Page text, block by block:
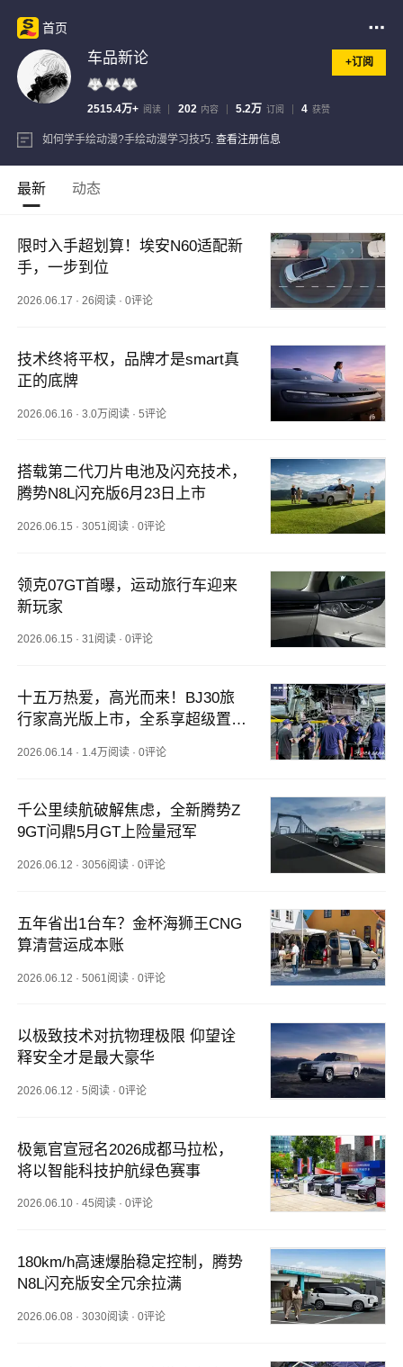
首页
车品新论 +订阅
2515.4万+ 阅读 202 内容 5.2万 订阅 4 获赞
如何学手绘动漫?手绘动漫学习技巧. 查看注册信息
最新 动态
限时入手超划算！埃安N60适配新
手，一步到位
2026.06.17 ·26阅读 ·0评论
技术终将平权，品牌才是smart真
正的底牌
2026.06.16 ·3.0万阅读 ·5评论
搭载第二代刀片电池及闪充技术，
腾势N8L闪充版6月23日上市
2026.06.15 ·3051阅读 ·0评论
领克07GT首曝，运动旅行车迎来
新玩家
2026.06.15 ·31阅读 ·0评论
十五万热爱，高光而来！BJ30旅
行家高光版上市，全系享超级置换
2026.06.14 · 1.4万阅读 ·0评论
千公里续航破解焦虑，全新腾势Z
9GT问鼎5月GT上险量冠军
2026.06.12 ·3056阅读 ·0评论
五年省出1台车？金杯海狮王CNG
算清营运成本账
2026.06.12 ·5061阅读 ·0评论
以极致技术对抗物理极限 仰望诠
释安全才是最大豪华
2026.06.12 ·5阅读 ·0评论
极氪官宣冠名2026成都马拉松，
将以智能科技护航绿色赛事
2026.06.10 ·45阅读 ·0评论
180km/h高速爆胎稳定控制，腾势
N8L闪充版安全冗余拉满
2026.06.08 ·3030阅读 ·0评论